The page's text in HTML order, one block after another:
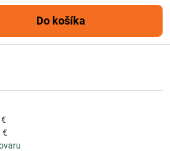
Do košíka
€
€